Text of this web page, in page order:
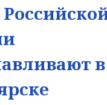
в